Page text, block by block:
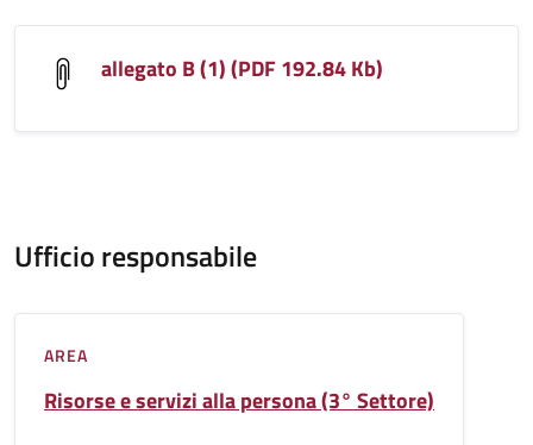
allegato B (1) (PDF 192.84 Kb)
Ufficio responsabile
AREA
Risorse e servizi alla persona (3° Settore)